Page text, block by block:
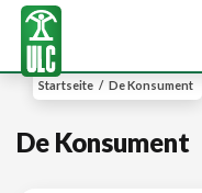
Startseite / De Konsument
De Konsument